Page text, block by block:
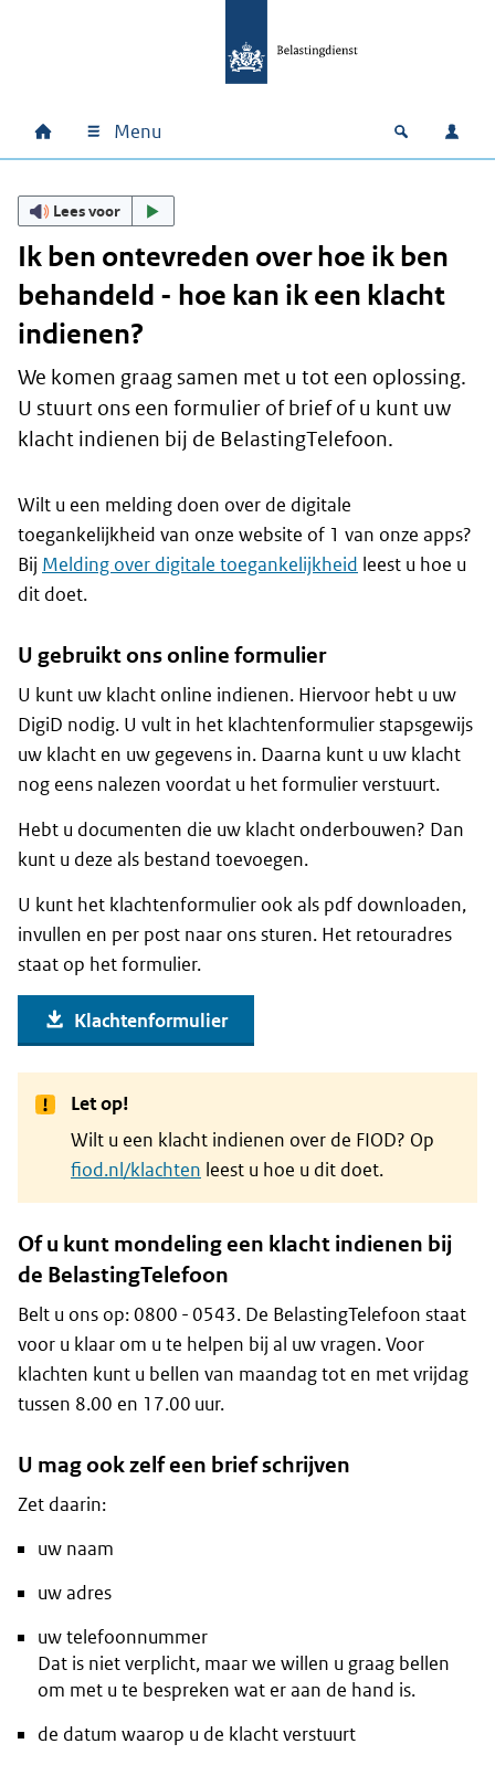
Hoofdnavigatie
Home Menu Open
Lees voor
Ik ben ontevreden over hoe ik ben
behandeld - hoe kan ik een klacht
indienen?
We komen graag samen met u tot een oplossing.
U stuurt ons een formulier of brief of u kunt uw
klacht indienen bij de BelastingTelefoon.
Wilt u een melding doen over de digitale
toegankelijkheid van onze website of 1 van onze apps?
Bij Melding over digitale toegankelijkheid leest u hoe u
dit doet.
U gebruikt ons online formulier
U kunt uw klacht online indienen. Hiervoor hebt u uw
DigiD nodig. U vult in het klachtenformulier stapsgewijs
uw klacht en uw gegevens in. Daarna kunt u uw klacht
nog eens nalezen voordat u het formulier verstuurt.
Hebt u documenten die uw klacht onderbouwen? Dan
kunt u deze als bestand toevoegen.
U kunt het klachtenformulier ook als pdf downloaden,
invullen en per post naar ons sturen. Het retouradres
staat op het formulier.
Klachtenformulier
Let op!
Wilt u een klacht indienen over de FIOD? Op
fiod.nl/klachten leest u hoe u dit doet.
Of u kunt mondeling een klacht indienen bij
de BelastingTelefoon
Belt u ons op: 0800 - 0543. De BelastingTelefoon staat
voor u klaar om u te helpen bij al uw vragen. Voor
klachten kunt u bellen van maandag tot en met vrijdag
tussen 8.00 en 17.00 uur.
U mag ook zelf een brief schrijven
Zet daarin:
uw naam
uw adres
uw telefoonnummer
Dat is niet verplicht, maar we willen u graag bellen
om met u te bespreken wat er aan de hand is.
de datum waarop u de klacht verstuurt